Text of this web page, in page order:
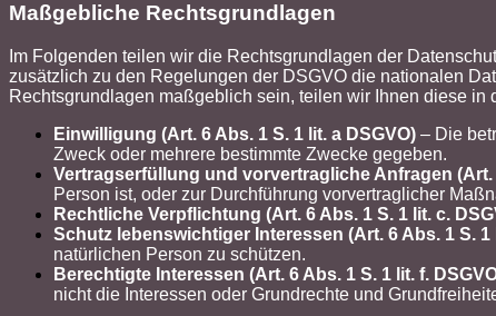
Maßgebliche Rechtsgrundlagen
Im Folgenden teilen wir die Rechtsgrundlagen der
zusätzlich zu den Regelungen der DSGVO die nationalen
Rechtsgrundlagen maßgeblich sein, teilen wir Ihnen diese in
Einwilligung (Art. 6 Abs. 1 S. 1 lit. a DSGVO) – Die
Zweck oder mehrere bestimmte Zwecke gegeben.
Vertragserfüllung und vorvertragliche Anfragen (Art.
Person ist, oder zur Durchführung vorvertraglicher
Rechtliche Verpflichtung (Art. 6 Abs. 1 S. 1 lit. c.
Schutz lebenswichtiger Interessen (Art. 6 Abs. 1 S. 1
natürlichen Person zu schützen.
Berechtigte Interessen (Art. 6 Abs. 1 S. 1 lit. f.
nicht die Interessen oder Grundrechte und